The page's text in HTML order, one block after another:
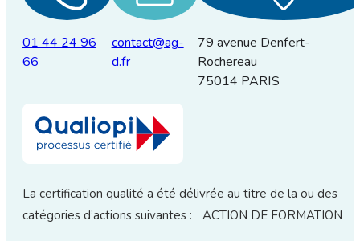
01 44 24 96
66
contact@ag-
d.fr
79 avenue Denfert-
Rochereau
75014 PARIS
La certification qualité a été délivrée au titre de la ou des
catégories d’actions suivantes : ACTION DE FORMATION